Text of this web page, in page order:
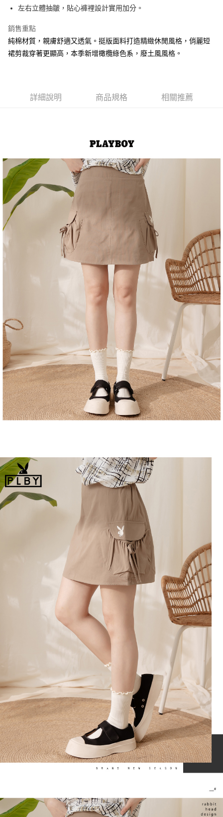
悠遊付
大哥付你分期
相關說明
1.本服務由台灣大哥大提供，台灣大哥大用戶可立即使用無須另外申請。
3.實際核准額度、可分期數及費用金額請依後續交易確認頁面所載為準。
4.訂單成立30分鐘內，如未前往確認交易或遇審核未通過，訂單將自動取
帳／街口支付／iPASS MONEY」等通路繳費。
【注意事項】
1.本服務係由「台灣大哥大股份有限公司」（以下簡稱本公司）所提供，讓
用戶於交易時，得透過本服務購買商品或服務，並由商店將買賣／分期付款
買賣價金債權讓與本公司後，依約使用本公司帳單繳交帳款。
2.基於同意付款使用「大哥付你分期」之契約關係目的，商店將以您的個人
資料（包含姓名、電話或地址）提供予台灣大哥大進項蒐集、處理及利用，
由本公司與您本人進行分期帳單所需資料之確認、核對及更正。
3.完整用戶服務條款，請詳閱以下連結：
https://oppay.tw/userRule
AFTEE先享後付
便利好安心！
【「AFTEE先享後付」結帳流程】
１．於結帳方式選擇「AFTEE先享後付」後，將跳轉至「AFTEE先享後付」
結帳頁面，進行簡訊認證並確認金額後，即可完成結帳。
２．訂單成立數日內，您將收到繳費通知簡訊。
３．收到繳費通知簡訊後14天內，點擊此簡訊中的連結，可透過四大超商／
ATM／網路銀行／等多元方式進行付款，方視為交易完成。
※ 請注意：結帳手續完成當下不需立刻繳費，但若您需要取消訂單，請聯絡
購買商品的店家。未經商家同意取消之訂單仍視為有效，需透過AFTEE先享
後付繳納相關費用。
※ 交易是否成功請以「AFTEE先享後付 」之結帳頁面顯示為準，若有關於
是否繳費成功／繳費後需取消欲退款等相關疑問，請聯繫「AFTEE先享後付
https://netprotections.freshdesk.com/support/home
１．透過由恩沛科技股份有限公司提供之「AFTEE先享後付」服務完成之交
易，需依本服務之必要範圍內提供個人資料，並將交易相關給付款項請求債
２．關於個人資料處理事宜，請瀏覽以下網址：
３．未成年的使用者請事先徵得法定代理人或監護人之同意方可使用
「AFTEE先享後付」，若未經同意申辦者引起之損失，本公司不負相關責
任。
４．使用「AFTEE先享後付」時，將依據個別帳號之用戶狀況，依本公司即
時審查核予不同之上限額度；若仍有額度不足之情形，本公司將視審查結果
請求用戶進行身份認證。
５．嚴禁一人註冊多個帳號或使用他人資訊註冊。若發現惡意使用之情形，
恩沛科技股份有限公司將有權停止該用戶之使用額度並採取法律行動。
每筆NT$60，滿NT$1,500(含以上)免運費
付款後全家取貨
每筆NT$60，滿NT$1,500(含以上)免運費
萊爾富取貨付款
每筆NT$120
付款後萊爾富取貨
每筆NT$60，滿NT$2,000(含以上)免運費
每筆NT$60，滿NT$2,000(含以上)免運費
宅配
每筆NT$60，滿NT$2,000(含以上)免運費
宅配_離島
每筆NT$100
左右立體抽皺，貼心褲裡設計實用加分。
銷售重點
純棉材質，親膚舒適又透氣。挺版面料打造精緻休閒風格，俏麗短
裙剪裁穿著更顯高，本季新增橄欖綠色系，廢土風風格。
詳細說明 商品規格 相關推薦